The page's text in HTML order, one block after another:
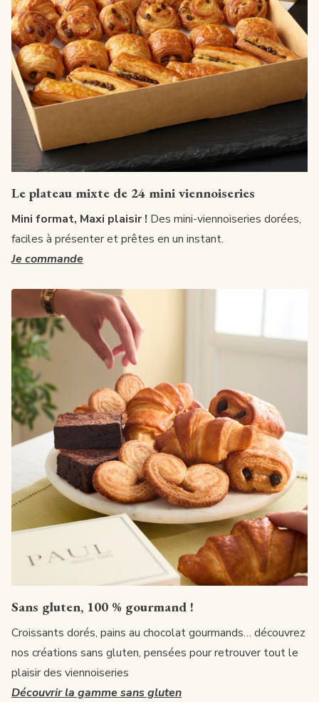
Le plateau mixte de 24 mini viennoiseries
Mini format, Maxi plaisir ! Des mini-viennoiseries dorées,
faciles à présenter et prêtes en un instant.
Je commande
Sans gluten, 100 % gourmand !
Croissants dorés, pains au chocolat gourmands… découvrez
nos créations sans gluten, pensées pour retrouver tout le
plaisir des viennoiseries
Découvrir la gamme sans gluten